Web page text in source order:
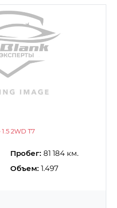
2WD T7
Пробег: 81 184 км.
Объем: 1.497